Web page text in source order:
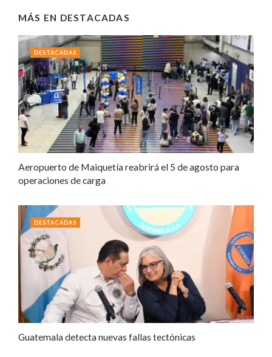
MÁS EN DESTACADAS
Aeropuerto de Maiquetía reabrirá el 5 de agosto para
operaciones de carga
DESTACADAS
Guatemala detecta nuevas fallas tectónicas
DESTACADAS